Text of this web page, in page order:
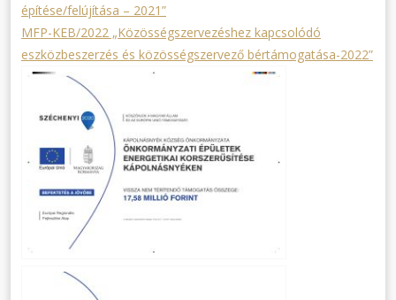
építése/felújítása – 2021”
MFP-KEB/2022 „Közösségszervezéshez kapcsolódó
eszközbeszerzés és közösségszervező bértámogatása-2022”